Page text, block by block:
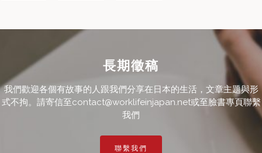
長期徵稿
我們歡迎各個有故事的人跟我們分享在日本的生活，文章主題與形
式不拘。請寄信至contact@worklifeinjapan.net或至臉書專頁聯繫
我們
聯繫我們